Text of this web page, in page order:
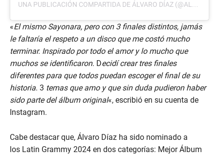
UNA PUBLICACIÓN COMPARTIDA DE ÁLVARO DÍAZ (@ALVARITODIAZ)
«El mismo Sayonara, pero con 3 finales distintos, jamás
le faltaría el respeto a un disco que me costó mucho
terminar. Inspirado por todo el amor y lo mucho que
muchos se identificaron. Decidí crear tres finales
diferentes para que todos puedan escoger el final de su
historia. 3 temas que amo y que sin duda pudieron haber
sido parte del álbum original«, escribió en su cuenta de
Instagram.
Cabe destacar que, Álvaro Díaz ha sido nominado a
los Latin Grammy 2024 en dos categorías: Mejor Álbum